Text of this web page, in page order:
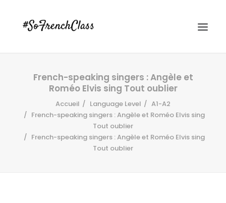
#SOFRENCHCLASS PRIVACY POLICY
French-speaking singers : Angèle et
Roméo Elvis sing Tout oublier
Accueil Language Level
A1-A2
French-speaking singers : Angèle et Roméo Elvis sing
Tout oublier
French-speaking singers : Angèle et Roméo Elvis sing
Tout oublier